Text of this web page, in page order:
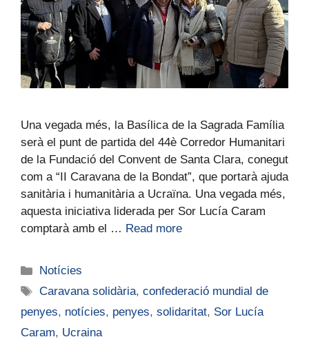
Una vegada més, la Basílica de la Sagrada Família
serà el punt de partida del 44è Corredor Humanitari
de la Fundació del Convent de Santa Clara, conegut
com a “II Caravana de la Bondat”, que portarà ajuda
sanitària i humanitària a Ucraïna. Una vegada més,
aquesta iniciativa liderada per Sor Lucía Caram
comptarà amb el … Read more
Notícies
Caravana solidària,confederació mundial de
penyes, notícies, penyes, solidaritat, Sor Lucía
Caram, Ucraina